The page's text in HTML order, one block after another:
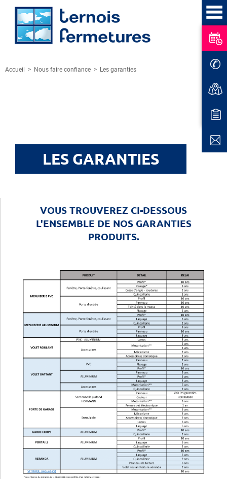
Accueil > Nous faire confiance > Les garanties
LES GARANTIES
VOUS TROUVEREZ CI-DESSOUS
L'ENSEMBLE DE NOS GARANTIES
PRODUITS.